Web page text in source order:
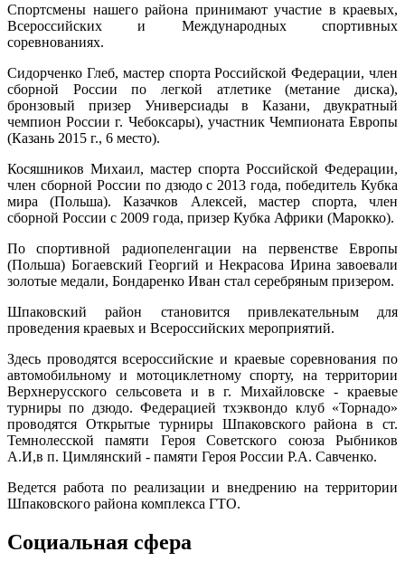
Спортсмены нашего района принимают участие в краевых,
Всероссийских и Международных спортивных
соревнованиях.
Сидорченко Глеб, мастер спорта Российской Федерации, член
сборной России по легкой атлетике (метание диска),
бронзовый призер Универсиады в Казани, двукратный
чемпион России г. Чебоксары), участник Чемпионата Европы
(Казань 2015 г., 6 место).
Косяшников Михаил, мастер спорта Российской Федерации,
член сборной России по дзюдо с 2013 года, победитель Кубка
мира (Польша). Казачков Алексей, мастер спорта, член
сборной России с 2009 года, призер Кубка Африки (Марокко).
По спортивной радиопеленгации на первенстве Европы
(Польша) Богаевский Георгий и Некрасова Ирина завоевали
золотые медали, Бондаренко Иван стал серебряным призером.
Шпаковский район становится привлекательным для
проведения краевых и Всероссийских мероприятий.
Здесь проводятся всероссийские и краевые соревнования по
автомобильному и мотоциклетному спорту, на территории
Верхнерусского сельсовета и в г. Михайловске - краевые
турниры по дзюдо. Федерацией тхэквондо клуб «Торнадо»
проводятся Открытые турниры Шпаковского района в ст.
Темнолесской памяти Героя Советского союза Рыбников
А.И,в п. Цимлянский - памяти Героя России Р.А. Савченко.
Ведется работа по реализации и внедрению на территории
Шпаковского района комплекса ГТО.
Социальная сфера